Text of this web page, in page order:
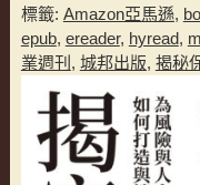
標籤: Amazon亞馬遜,
epub, ereader, hyread,
業週刊 , 城邦出版, 揭秘